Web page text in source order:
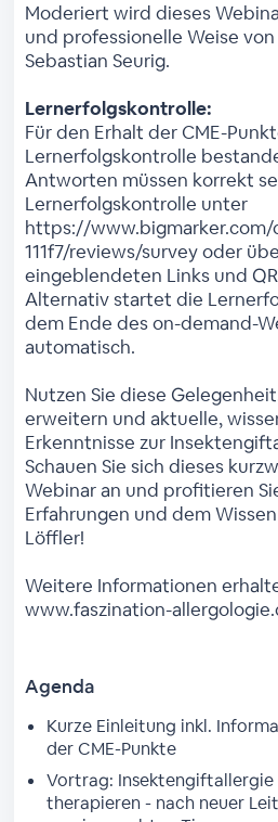
Moderiert wird dieses
und professionelle Weise
Sebastian Seurig.
Lernerfolgskontrolle:
Für den Erhalt der CME-
Lernerfolgskontrolle
Antworten müssen korrekt
Lernerfolgskontrolle unter
https://
111f7/reviews/survey oder
eingeblendeten Links und
Alternativ startet die
dem Ende des on-demand-
automatisch.
Nutzen Sie diese
erweitern und aktuelle,
Erkenntnisse zur
Schauen Sie sich dieses
Webinar an und profitieren
Erfahrungen und dem
Löffler!
Weitere Informationen
www.faszination-
Agenda
Kurze Einleitung inkl.
der CME-Punkte
Vortrag:
therapieren - nach neuer